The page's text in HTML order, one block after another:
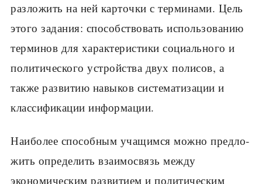
разложить на ней карточки с терминами. Цель
этого задания: способствовать использованию
терминов для харак­теристики социального и
политического устройства двух полисов, а
также развитию навыков системати­зации и
классификации информации.
Наиболее способным учащимся можно предло­
жить определить взаимосвязь между
экономическим развитием и политическим